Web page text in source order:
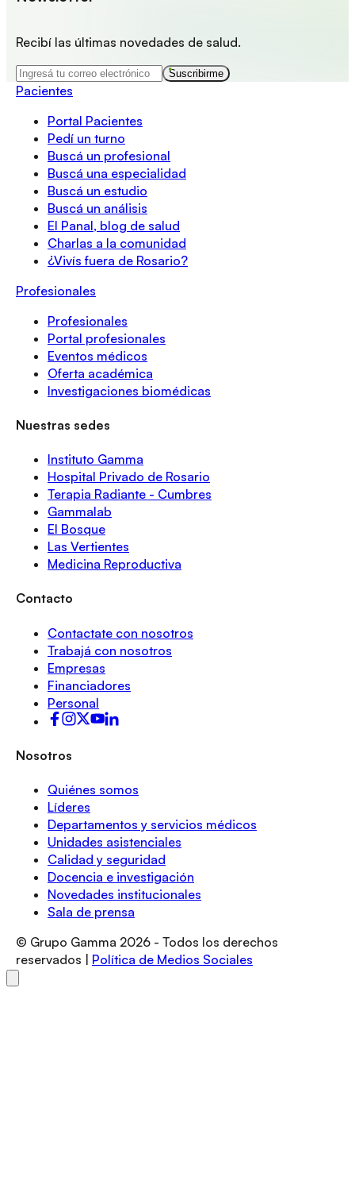
Recibí las últimas novedades de salud.
Suscribirme
Pacientes
Portal Pacientes
Pedí un turno
Buscá un profesional
Buscá una especialidad
Buscá un estudio
Buscá un análisis
El Panal, blog de salud
Charlas a la comunidad
¿Vivís fuera de Rosario?
Profesionales
Profesionales
Portal profesionales
Eventos médicos
Oferta académica
Investigaciones biomédicas
Nuestras sedes
Instituto Gamma
Hospital Privado de Rosario
Terapia Radiante - Cumbres
Gammalab
El Bosque
Las Vertientes
Medicina Reproductiva
Contacto
Contactate con nosotros
Trabajá con nosotros
Empresas
Financiadores
Personal
Nosotros
Quiénes somos
Líderes
Departamentos y servicios médicos
Unidades asistenciales
Calidad y seguridad
Docencia e investigación
Novedades institucionales
Sala de prensa
© Grupo Gamma 2026 - Todos los derechos
reservados |
Política de Medios Sociales